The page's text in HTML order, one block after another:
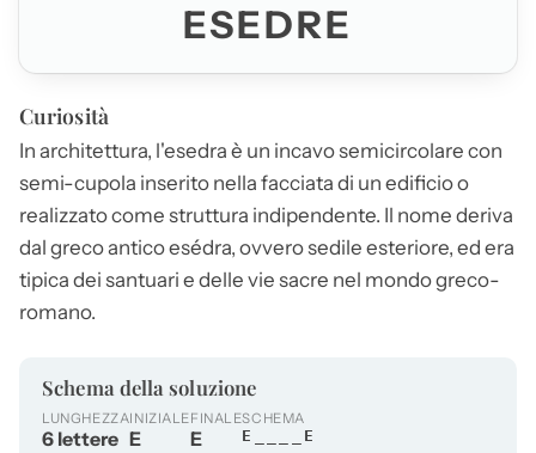
ESEDRE
Curiosità
In architettura, l'esedra è un incavo semicircolare con
semi-cupola inserito nella facciata di un edificio o
realizzato come struttura indipendente. Il nome deriva
dal greco antico esédra, ovvero sedile esteriore, ed era
tipica dei santuari e delle vie sacre nel mondo greco-
romano.
Schema della soluzione
LUNGHEZZA
6 lettere
INIZIALE
E
FINALE
E
SCHEMA
E____E